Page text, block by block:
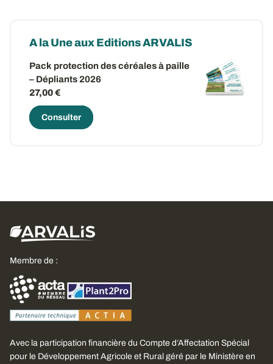
A la Une aux Editions ARVALIS
Pack protection des céréales à paille
– Dépliants 2026
27,00 €
Consulter
Membre de :
Avec la participation financière du Compte d’Affectation Spécial
pour le Développement Agricole et Rural géré par le Ministère en